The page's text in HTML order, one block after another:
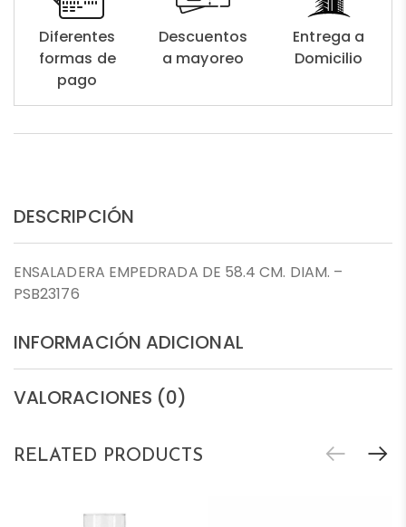
Diferentes
formas de
pago
Descuentos
a mayoreo
Entrega a
Domicilio
DESCRIPCIÓN
ENSALADERA EMPEDRADA DE 58.4 CM. DIAM. –
PSB23176
INFORMACIÓN ADICIONAL
VALORACIONES (0)
RELATED PRODUCTS